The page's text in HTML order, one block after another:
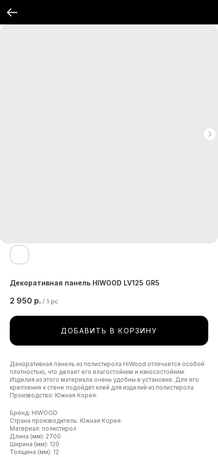
Декоративная панель HIWOOD LV125 GR5
2 950 р. / 1 pc
ДОБАВИТЬ В КОРЗИНУ
Декоративная панель из полистирола HiWood отличается особой
плотностью, что делает его влагостойким и износостойким.
Изделия из этого материала очень удобны в установке. Для его
крепления к стене подойдёт клей для изделий из полистирола.
Производство: Южная Корея.
Бренд: HIWOOD
Страна производитель: Южная Корея
Материал: полистирол
Длина (мм): 2700
Ширина (мм): 120
Толщина (мм): 12